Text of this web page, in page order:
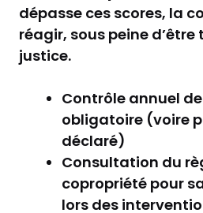
dépasse ces scores, la
réagir, sous peine
justice.
Contrôle annuel
obligatoire (voire
déclaré)
Consultation du
copropriété pour
lors des